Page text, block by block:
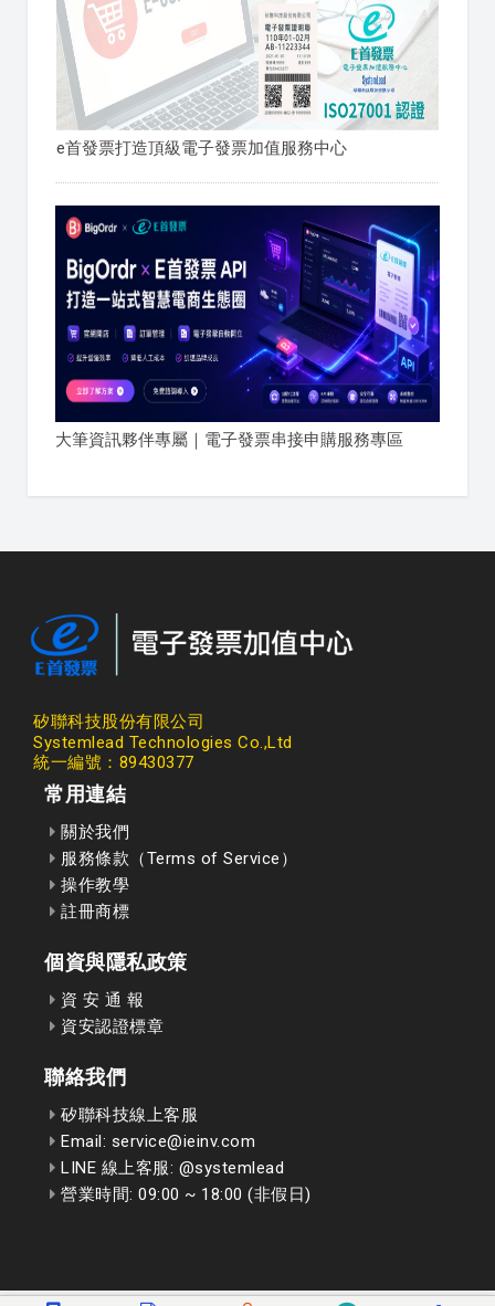
e首發票打造頂級電子發票加值服務中心
大筆資訊夥伴專屬｜電子發票串接申購服務專區
矽聯科技股份有限公司
Systemlead Technologies Co.,Ltd
統一編號：89430377
常用連結
關於我們
服務條款（Terms of Service）
操作教學
註冊商標
個資與隱私政策
資 安 通 報
資安認證標章
聯絡我們
矽聯科技線上客服
Email: service@ieinv.com
LINE 線上客服: @systemlead
營業時間: 09:00 ~ 18:00 (非假日)